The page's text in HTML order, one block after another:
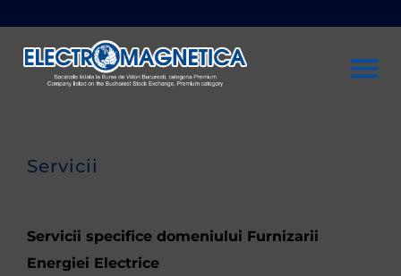
content
Servicii
Servicii specifice domeniului Furnizarii
Energiei Electrice